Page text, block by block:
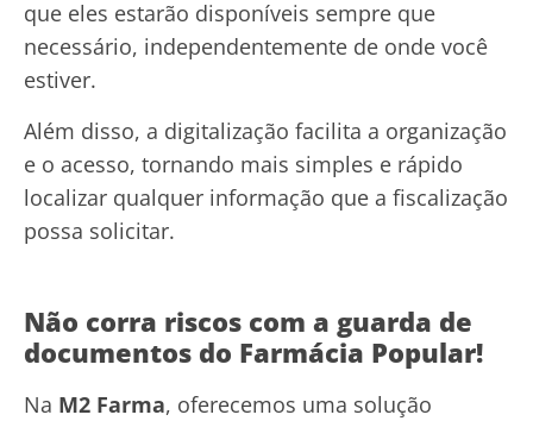
que eles estarão disponíveis sempre que
necessário, independentemente de onde você
estiver.
Além disso, a digitalização facilita a organização
e o acesso, tornando mais simples e rápido
localizar qualquer informação que a fiscalização
possa solicitar.
Não corra riscos com a guarda de
documentos do Farmácia Popular!
Na M2 Farma, oferecemos uma solução